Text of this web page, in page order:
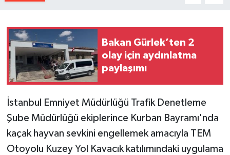
Bakan Gürlek’ten 2
olay için aydınlatma
paylaşımı
İstanbul Emniyet Müdürlüğü Trafik Denetleme
Şube Müdürlüğü ekiplerince Kurban Bayramı'nda
kaçak hayvan sevkini engellemek amacıyla TEM
Otoyolu Kuzey Yol Kavacık katılımındaki uygulama